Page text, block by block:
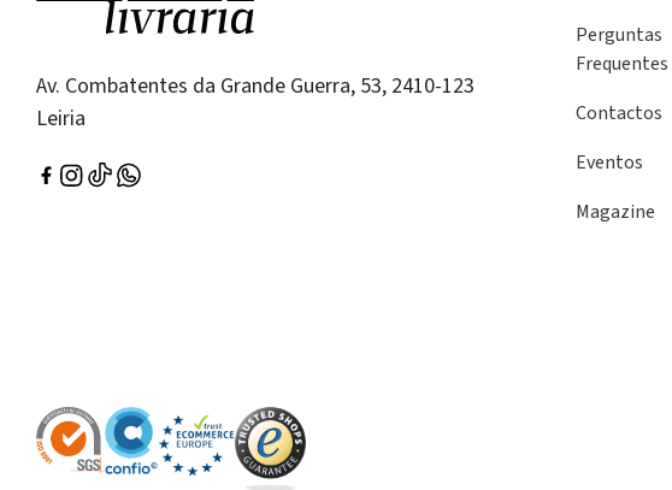
Av. Combatentes da Grande Guerra, 53, 2410-123
Leiria
Perguntas
Frequentes
Contactos
Eventos
Magazine